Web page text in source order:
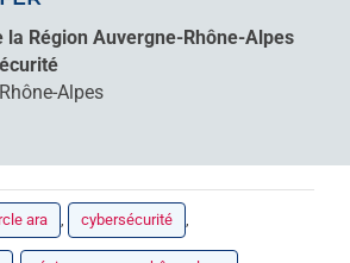
la Région Auvergne-Rhône-Alpes
Alpes
ara cybersécurité